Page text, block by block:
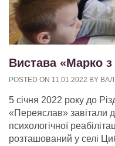
Вистава «Марко з
POSTED ON 11.01.2022 BY
5 січня 2022 року до
«Переяслав» завітали
психологічної
розташований у селі